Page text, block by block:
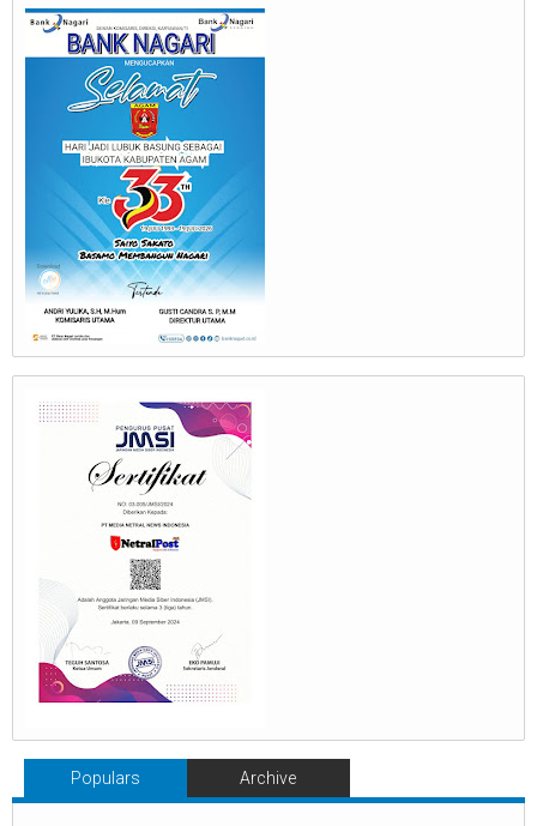
Populars Archive